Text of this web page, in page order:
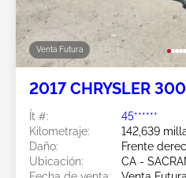
Venta Futura
2017 CHRYSLER
Ít #:
45******
Kilometraje:
142,639
Daño:
Frente
Ubicación:
CA -